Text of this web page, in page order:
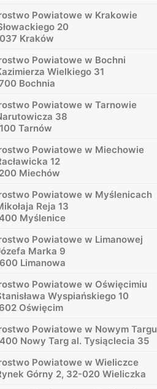
Powiatowe w Krakowie
20
Kraków
Powiatowe w Bochni
Wielkiego 31
Bochnia
Powiatowe w Tarnowie
38
Tarnów
Powiatowe w Miechowie
12
Miechów
Powiatowe w Myślenicach
Reja 13
Myślenice
Powiatowe w Limanowej
Marka 9
Limanowa
Powiatowe w Oświęcimiu
Wyspiańskiego 10
Oświęcim
Powiatowe w Nowym Targu
Nowy Targ al. Tysiąclecia 35
Powiatowe w Wieliczce
Górny 2, 32-020 Wieliczka